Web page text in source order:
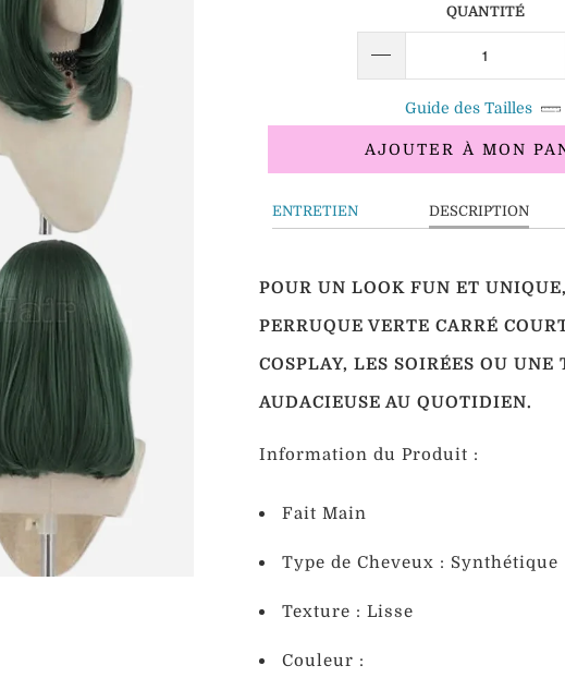
QUANTITÉ
Guide des Tailles
AJOUTER À MON
ENTRETIEN DESCRIPTION
POUR UN LOOK FUN ET
PERRUQUE VERTE CARRÉ
COSPLAY, LES SOIRÉES OU UNE
AUDACIEUSE AU QUOTIDIEN.
Information du Produit :
Fait Main
Type de Cheveux : Synthétique
Texture : Lisse
Couleur :